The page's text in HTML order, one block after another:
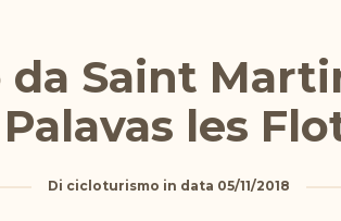
da Saint
les
Di cicloturismo in data 05/11/2018